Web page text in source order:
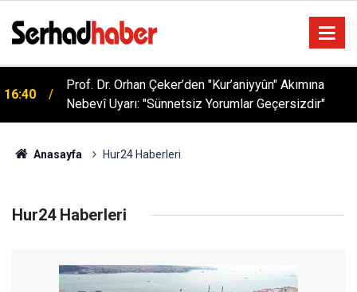
16:40
Prof. Dr. Orhan Çeker’den "Kur’aniyyûn" Akımına
Nebevî Uyarı: "Sünnetsiz Yorumlar Geçersizdir"
Anasayfa Hur24 Haberleri
Hur24 Haberleri